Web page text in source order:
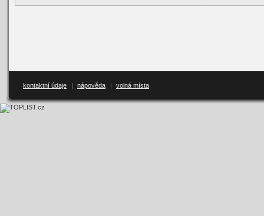
kontaktní údaje | nápověda | volná místa